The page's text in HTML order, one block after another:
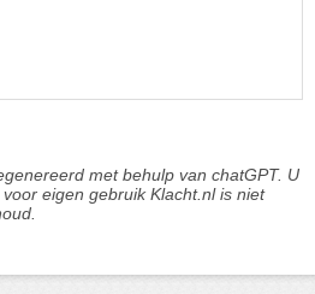
met behulp van chatGPT. U
eigen gebruik Klacht.nl is niet